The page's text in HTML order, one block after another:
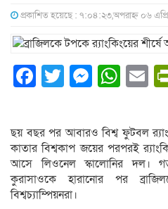
প্রকাশিত হয়েছে : ৭:০৪:২৩,অপরাহ্ন ০৬
Facebook
Twitter
ছয় বছর পর আবারও বিশ্ব ফুটবল
কাতার বিশ্বকাপ জয়ের পরপরই
আসে লিওনেল স্কালোনির দল।
কুরাসাওকে হারানোর পর
বিশ্বচ্যাম্পিয়নরা।